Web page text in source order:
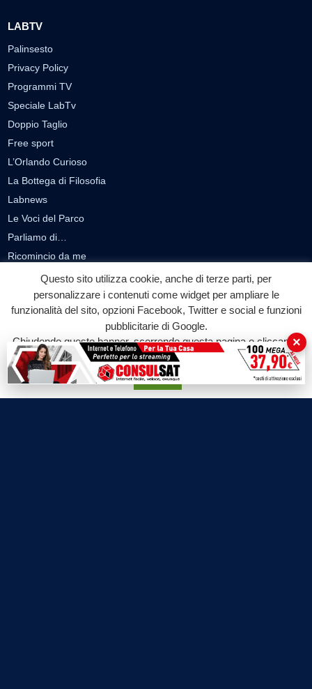
LABTV
Palinsesto
Privacy Policy
Programmi TV
Speciale LabTv
Doppio Taglio
Free sport
L’Orlando Curioso
La Bottega di Filosofia
Labnews
Le Voci del Parco
Parliamo di…
Ricomincio da me
SEZIONI
Cronaca
Attualità
Cultura
Questo sito utilizza cookie, anche di terze parti, per
personalizzare i contenuti come widget per ampliare le
funzionalità del sito, opzioni Facebook, Twitter e social e funzioni
pubblicitarie di Google.
Chiudendo questo banner, scorrendo questa pagina o cliccando
su qualunque suo elemento acconsenti all'uso dei cookie.
Accetta
×